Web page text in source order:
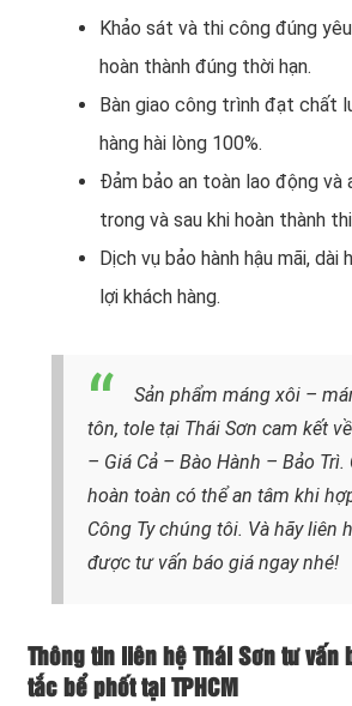
Khảo sát và thi công đúng
hoàn thành đúng thời hạn.
Bàn giao công trình đạt chất
hàng hài lòng 100%.
Đảm bảo an toàn lao động và
trong và sau khi hoàn thành
Dịch vụ bảo hành hậu mãi, dài
lợi khách hàng.
Sản phẩm máng xôi –
tôn, tole tại Thái Sơn cam kết
– Giá Cả – Bào Hành – Bảo Trì.
hoàn toàn có thể an tâm khi
Công Ty chúng tôi. Và hãy liên
được tư vấn báo giá ngay nhé!
Thông tin liên hệ Thái Sơn tư vấn
tắc bể phốt tại TPHCM